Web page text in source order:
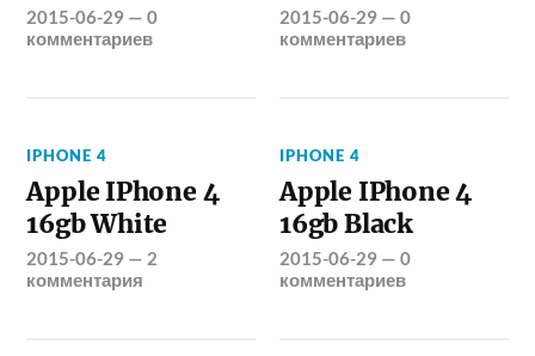
2015-06-29 —0
комментариев
2015-06-29 —0
комментариев
IPHONE 4
Apple IPhone 4
16gb White
2015-06-29 — 2
комментария
IPHONE 4
Apple IPhone 4
16gb Black
2015-06-29 —0
комментариев